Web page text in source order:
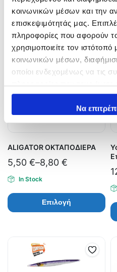
κοινωνικών μέσων και την
επισκεψιμότητάς μας.
πληροφορίες που αφορούν
χρησιμοποιείτε τον
κοινωνικών μέσων,
οποίοι ενδεχομένως να τις
πληροφορίες που τους έχετε
έχουν συλλέξει σε σχέση
των υπηρεσιών τους.
Να
Related products
ALIGATOR ΟΚΤΑΠΟΔΙΕΡΑ
5,50 €–8,80 €
In Stock
Επιλογή